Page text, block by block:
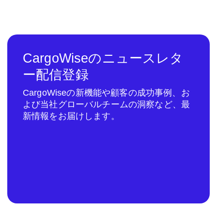
CargoWiseのニュースレタ
ー配信登録
CargoWiseの新機能や顧客の成功事例、お
よび当社グローバルチームの洞察など、最
新情報をお届けします。